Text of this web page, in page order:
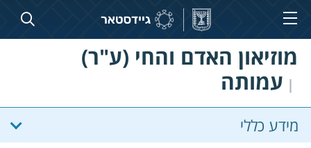
מוזיאון האדם והחי (ע"ר)
| עמותה
מידע כללי